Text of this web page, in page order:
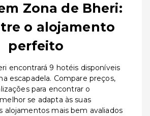
Zona de Bheri:
o alojamento
perfeito
encontrará 9 hotéis disponíveis
escapadela. Compare preços,
para encontrar o
se adapta às suas
alojamentos mais bem avaliados